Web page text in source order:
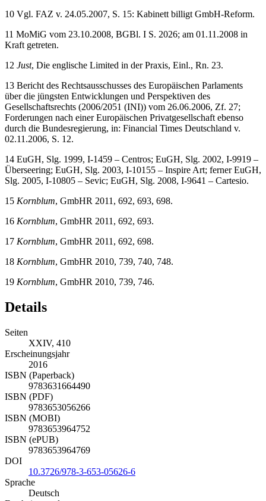
10 Vgl. FAZ v. 24.05.2007, S. 15: Kabinett billigt GmbH-Reform.
11 MoMiG vom 23.10.2008, BGBl. I S. 2026; am 01.11.2008 in
Kraft getreten.
12 Just, Die englische Limited in der Praxis, Einl., Rn. 23.
13 Bericht des Rechtsausschusses des Europäischen Parlaments
über die jüngsten Entwicklungen und Perspektiven des
Gesellschaftsrechts (2006/2051 (INI)) vom 26.06.2006, Zf. 27;
Forderungen nach einer Europäischen Privatgesellschaft ebenso
durch die Bundesregierung, in: Financial Times Deutschland v.
02.11.2006, S. 12.
14 EuGH, Slg. 1999, I-1459 – Centros; EuGH, Slg. 2002, I-9919 –
Überseering; EuGH, Slg. 2003, I-10155 – Inspire Art; ferner EuGH,
Slg. 2005, I-10805 – Sevic; EuGH, Slg. 2008, I-9641 – Cartesio.
15 Kornblum, GmbHR 2011, 692, 693, 698.
16 Kornblum, GmbHR 2011, 692, 693.
17 Kornblum, GmbHR 2011, 692, 698.
18 Kornblum, GmbHR 2010, 739, 740, 748.
19 Kornblum, GmbHR 2010, 739, 746.
Details
Seiten
XXIV, 410
Erscheinungsjahr
2016
ISBN (Paperback)
9783631664490
ISBN (PDF)
9783653056266
ISBN (MOBI)
9783653964752
ISBN (ePUB)
9783653964769
DOI
10.3726/978-3-653-05626-6
Sprache
Deutsch